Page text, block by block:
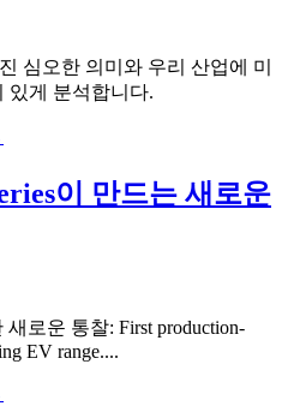
심오한 의미와 우리 산업에 미
있게 분석합니다.
이 만드는 새로운
새로운 통찰: First production-
EV range....